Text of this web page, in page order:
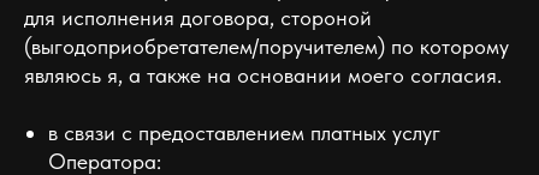
для исполнения договора, стороной
(выгодоприобретателем/поручителем) по которому
являюсь я, а также на основании моего согласия.
в связи с предоставлением платных услуг
Оператора: